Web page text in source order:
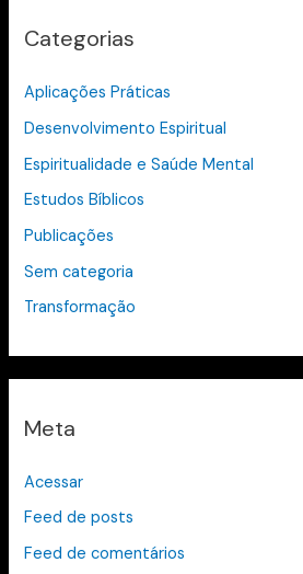
Categorias
Aplicações Práticas
Desenvolvimento Espiritual
Espiritualidade e Saúde Mental
Estudos Bíblicos
Publicações
Sem categoria
Transformação
Meta
Acessar
Feed de posts
Feed de comentários